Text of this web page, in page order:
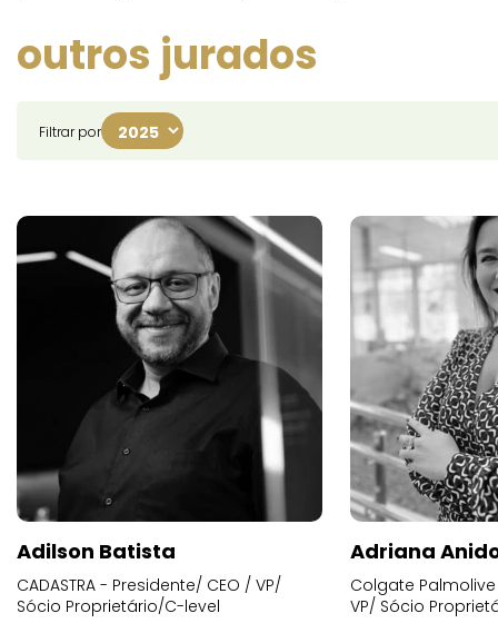
outros jurados
Filtrar por
Adilson Batista
CADASTRA - Presidente/ CEO / VP/
Sócio Proprietário/C-level
Adriana
Colgate
VP/ Sócio